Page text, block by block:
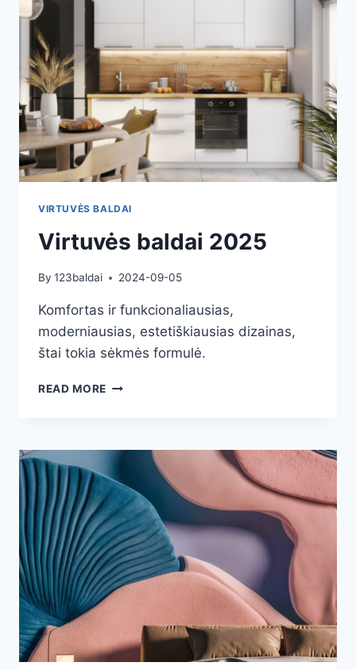
VIRTUVĖS BALDAI
Virtuvės baldai 2025
By 123baldai 2024-09-05
Komfortas ir funkcionaliausias,
moderniausias, estetiškiausias dizainas,
štai tokia sėkmės formulė.
READ MORE VIRTUVĖS